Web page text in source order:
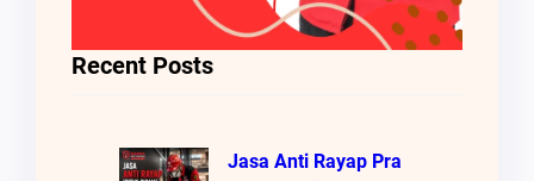
Recent Posts
Jasa Anti Rayap Pra